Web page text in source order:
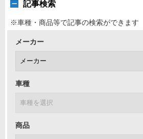
記事検索
※車種・商品等で記事の検索ができます
メーカー
車種
商品